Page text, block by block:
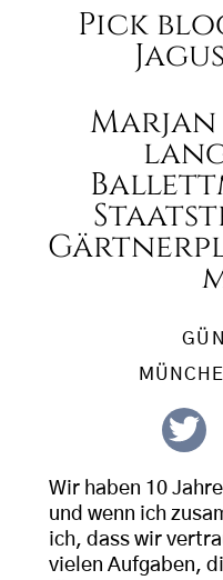
Pick
Marjan
Wir haben 10
und wenn ich
ich, dass wir
vielen Aufgaben,